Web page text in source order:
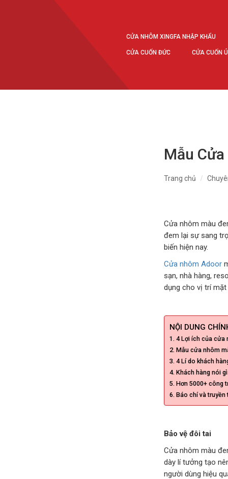
CỬA NHÔM XINGFA NHẬP KHẨU
CỬA CUỐN ĐỨC CỬA CUỐN
Mẫu
Trang chủ
Cửa nhôm màu
đem lại sự sang
biến hiện nay.
Cửa nhôm Adoor
sạn, nhà hàng,
dụng cho vị trí
NỘI DUNG
4 Lợi ích của cửa
Mẫu cửa nhôm
4 Lí do khách
Khách hàng nói
Hơn 5000+ công
Báo chí và
Bảo vệ đôi tai
Cửa nhôm màu
dày lí tưởng tạo
người dùng hiệu